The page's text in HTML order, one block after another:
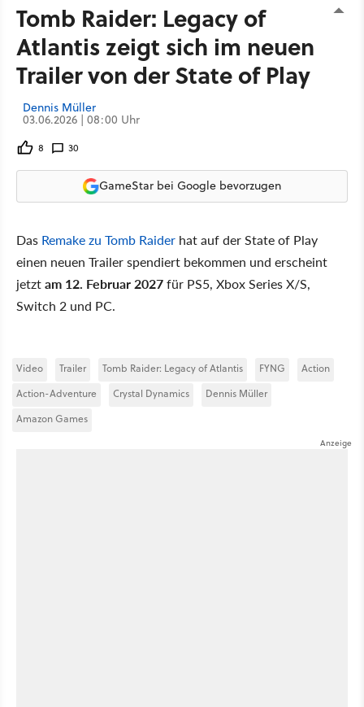
Tomb Raider: Legacy of
Atlantis zeigt sich im neuen
Trailer von der State of Play
Dennis Müller
03.06.2026 | 08:00 Uhr
8 30
GameStar bei Google bevorzugen
Das Remake zu Tomb Raider hat auf der State of Play
einen neuen Trailer spendiert bekommen und erscheint
jetztam 12. Februar 2027für PS5, Xbox Series X/S,
Switch 2 und PC.
Video Trailer Tomb Raider: Legacy of Atlantis FYNG
Action
Action-Adventure
Crystal Dynamics
Dennis Müller
Amazon Games